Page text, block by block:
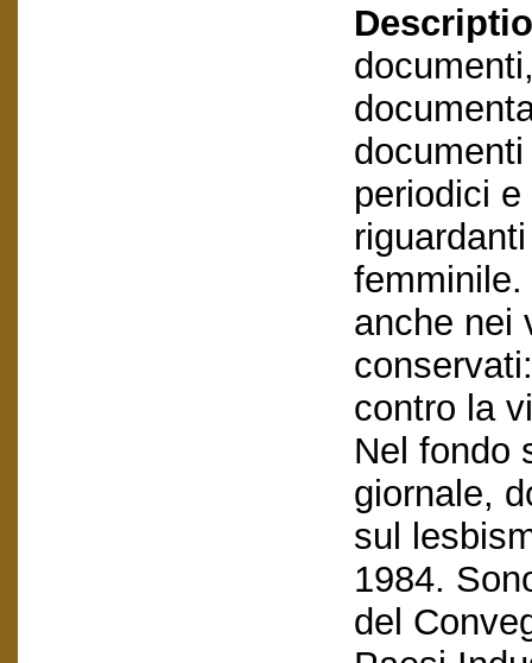
periodici
anche nei
contro la
Nel fondo
giornale,
sul
1984.
del